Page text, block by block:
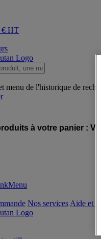
€ HT
menu de l'historique de
à votre panier :
Nos services Aide et